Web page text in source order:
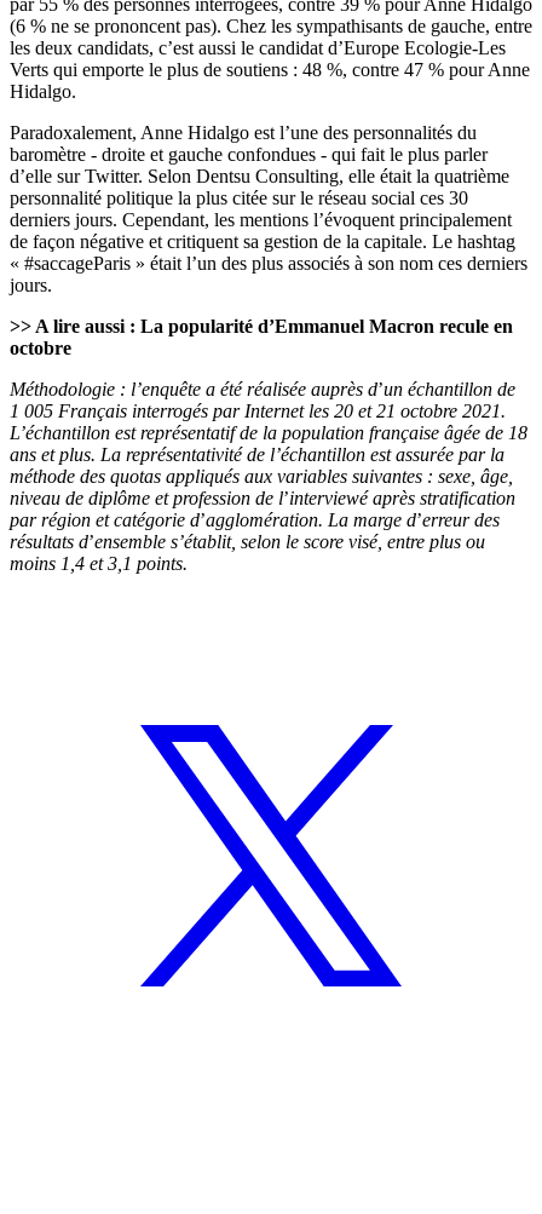
par 55 % des personnes interrogées, contre 39 % pour Anne Hidalgo
(6 % ne se prononcent pas). Chez les sympathisants de gauche, entre
les deux candidats, c’est aussi le candidat d’Europe Ecologie-Les
Verts qui emporte le plus de soutiens : 48 %, contre 47 % pour Anne
Hidalgo.
Paradoxalement, Anne Hidalgo est l’une des personnalités du
baromètre - droite et gauche confondues - qui fait le plus parler
d’elle sur Twitter. Selon Dentsu Consulting, elle était la quatrième
personnalité politique la plus citée sur le réseau social ces 30
derniers jours. Cependant, les mentions l’évoquent principalement
de façon négative et critiquent sa gestion de la capitale. Le hashtag
« #saccageParis » était l’un des plus associés à son nom ces derniers
jours.
>> A lire aussi : La popularité d’Emmanuel Macron recule en
octobre
Méthodologie : l’enquête a été réalisée auprès d’un échantillon de
1 005 Français interrogés par Internet les 20 et 21 octobre 2021.
L’échantillon est représentatif de la population française âgée de 18
ans et plus. La représentativité de l’échantillon est assurée par la
méthode des quotas appliqués aux variables suivantes : sexe, âge,
niveau de diplôme et profession de l’interviewé après stratification
par région et catégorie d’agglomération. La marge d’erreur des
résultats d’ensemble s’établit, selon le score visé, entre plus ou
moins 1,4 et 3,1 points.